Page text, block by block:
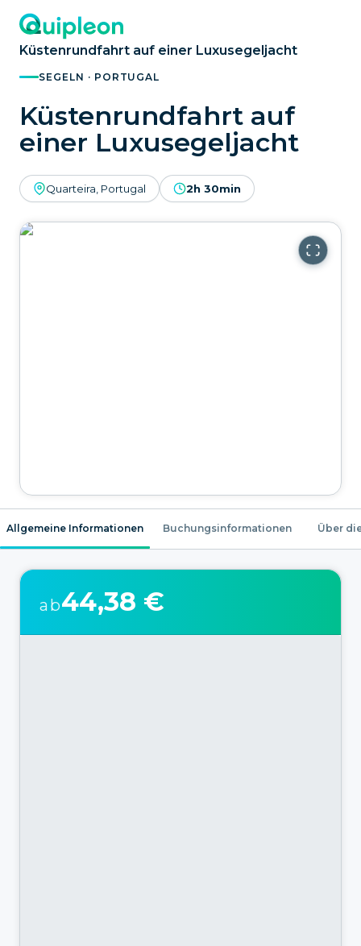
Küstenrundfahrt auf einer Luxusegeljacht
SEGELN · PORTUGAL
Küstenrundfahrt auf
einer Luxusegeljacht
Quarteira, Portugal 2h 30min
Allgemeine Informationen Buchungsinformationen Über
ab44,38 €